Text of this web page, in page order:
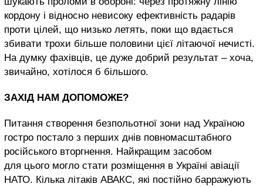
кордону і відносно невисоку ефективність радарів
проти цілей, що низько летять, поки що вдається
збивати трохи більше половини цієї літаючої нечисті.
На думку фахівців, це дуже добрий результат – хоча,
звичайно, хотілося б більшого.
ЗАХІД НАМ ДОПОМОЖЕ?
Питання створення безпольотної зони над Україною
гостро постало з перших днів повномасштабного
російського вторгнення. Найкращим засобом
для цього могло стати розміщення в Україні авіації
НАТО. Кілька літаків АВАКС, які постійно барражують